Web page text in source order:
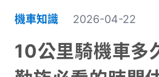
帶你了解如何挑選適合的防曬
騎車依然保持舒適，不再當冤
機車知識 2026-04-22
10公里騎機車多